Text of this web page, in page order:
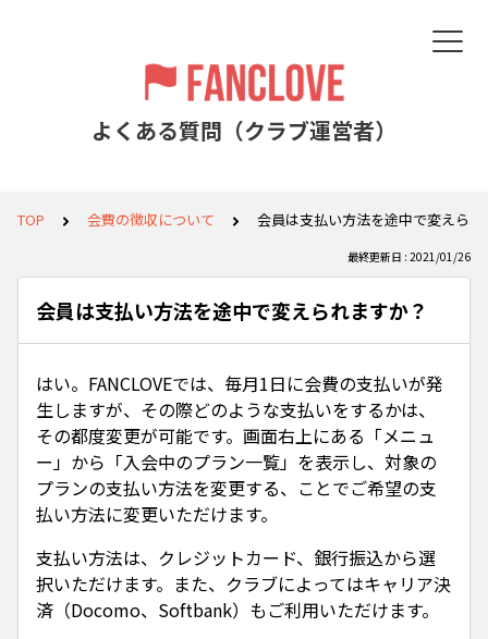
よくある質問（クラブ運営者）
TOP 会費の徴収について 会員は支払い方法を途中で変えら
最終更新日 : 2021/01/26
会員は支払い方法を途中で変えられますか？
はい。FANCLOVEでは、毎月1日に会費の支払いが発
生しますが、その際どのような支払いをするかは、
その都度変更が可能です。画面右上にある「メニュ
ー」から「入会中のプラン一覧」を表示し、対象の
プランの支払い方法を変更する、ことでご希望の支
払い方法に変更いただけます。
支払い方法は、クレジットカード、銀行振込から選
択いただけます。また、クラブによってはキャリア決
済（Docomo、Softbank）もご利用いただけます。